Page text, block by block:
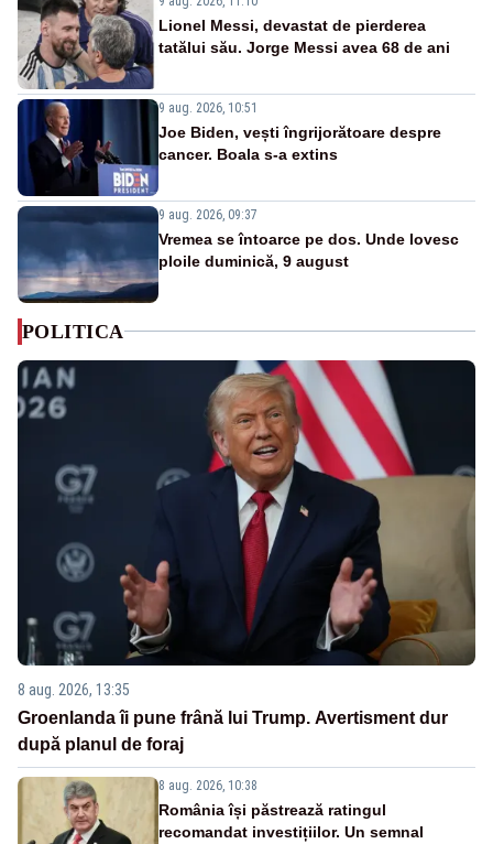
Lionel Messi, devastat de pierderea
tatălui său. Jorge Messi avea 68 de ani
9 aug. 2026, 10:51
Joe Biden, vești îngrijorătoare despre
cancer. Boala s-a extins
9 aug. 2026, 09:37
Vremea se întoarce pe dos. Unde lovesc
ploile duminică, 9 august
POLITICA
8 aug. 2026, 13:35
Groenlanda îi pune frână lui Trump. Avertisment dur
după planul de foraj
8 aug. 2026, 10:38
România își păstrează ratingul
recomandat investițiilor. Un semnal